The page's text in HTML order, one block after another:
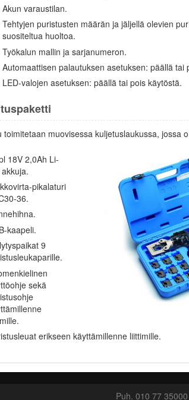
Akun varaustilan.
Tehtyjen puristusten määrän ja jäljellä olevien
suositeltua huoltoa.
Työkalun mallin ja sarjanumeron.
Automaattisen palautuksen asetuksen: päällä tai
LED-valojen asetuksen: päällä tai pois käytöstä.
toimitetaan muovisessa kuljetuslaukussa, jossa
18V 2,0Ah Li-
pikalaturi
36.
kaapeli.
9
sekä
erikseen käyttämillenne liittimille.
Puh. 010 77